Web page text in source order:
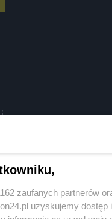
zaufanych partnerów
uzyskujemy dostęp i